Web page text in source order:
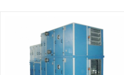
lạnh, máy bơm nước tuần hoàn đông lạnh,
thống đường thủy và các thành phần van và
hợp dự án vào sản xuất dòng.